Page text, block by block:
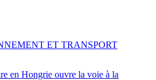
en Hongrie ouvre la voie à la
ET TRANSPORT